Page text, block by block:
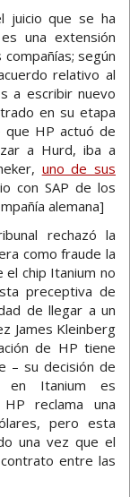
juicio que se ha
una extensión
según
relativo al
a escribir nuevo
en su etapa
que HP actuó de
a Hurd, iba a
uno de sus
con SAP de los
alemana]
rechazó la
como fraude la
chip Itanium no
preceptiva de
de llegar a un
James Kleinberg
de HP tiene
– su decisión de
en Itanium es
reclama una
pero esta
una vez que el
entre las